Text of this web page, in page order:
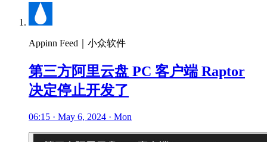
Appinn Feed｜小众软件
第三方阿里云盘 PC 客户端 Raptor
决定停止开发了
06:15 · May 6, 2024 · Mon